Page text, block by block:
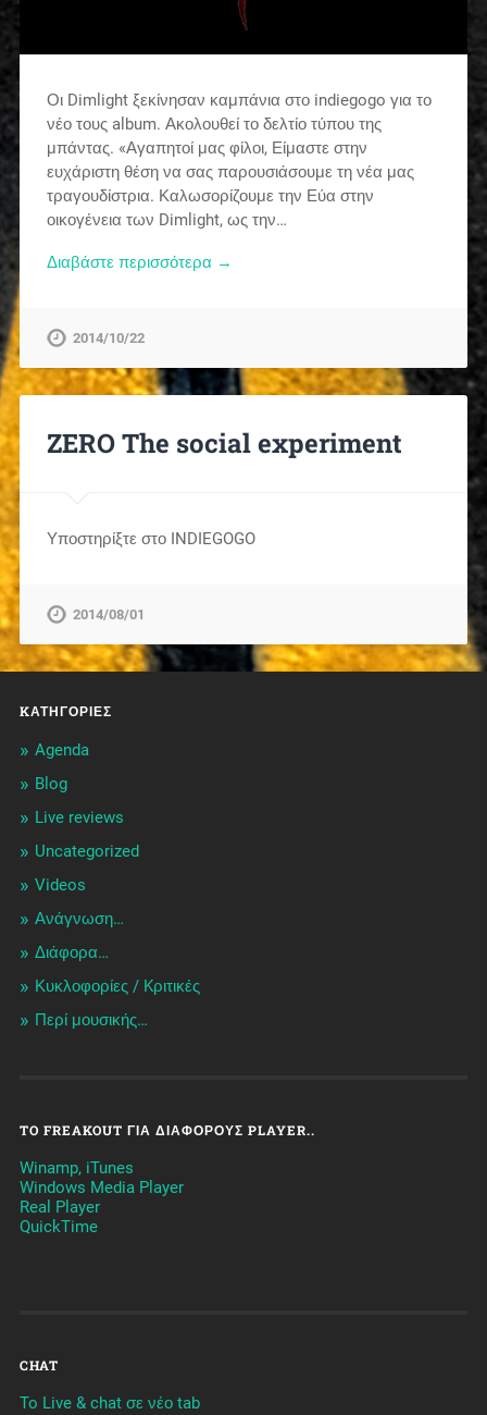
Οι Dimlight ξεκίνησαν καμπάνια στο indiegogo για το
νέο τους album. Ακολουθεί το δελτίο τύπου της
μπάντας. «Αγαπητοί μας φίλοι, Είμαστε στην
ευχάριστη θέση να σας παρουσιάσουμε τη νέα μας
τραγουδίστρια. Καλωσορίζουμε την Εύα στην
οικογένεια των Dimlight, ως την…
Διαβάστε περισσότερα →
2014/10/22
ZERO The social experiment
Υποστηρίξτε στο INDIEGOGO
2014/08/01
KΑΤΗΓΟΡΊΕΣ
Agenda
Blog
Live reviews
Uncategorized
Videos
Ανάγνωση…
Διάφορα…
Κυκλοφορίες / Kριτικές
Περί μουσικής…
TO FREAKOUT ΓΙΑ ΔΙΆΦΟΡΟΥΣ PLAYER..
Winamp, iTunes
Windows Media Player
Real Player
QuickTime
CHAT
To Live & chat σε νέο tab